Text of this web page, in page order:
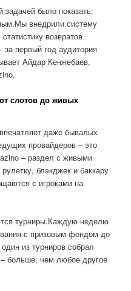
задачей было показать:
внедрили систему
возвратов
первый год аудитория
Айдар Кенжебаев,
слотов до живых
даже бывалых
провайдеров – это
– раздел с живыми
блэкджек и баккару
с игроками на
турниры.Каждую неделю
с призовым фондом до
из турниров собрал
больше, чем любое другое